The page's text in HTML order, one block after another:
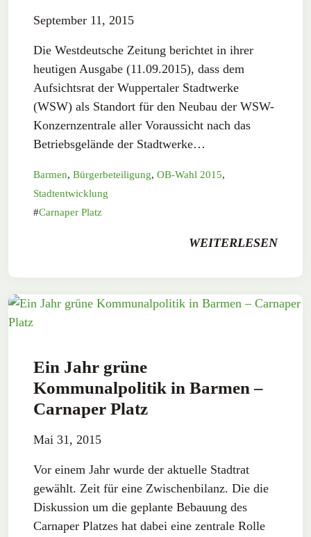
September 11, 2015
Die Westdeutsche Zeitung berichtet in ihrer
heutigen Ausgabe (11.09.2015), dass dem
Aufsichtsrat der Wuppertaler Stadtwerke
(WSW) als Standort für den Neubau der WSW-
Konzernzentrale aller Voraussicht nach das
Betriebsgelände der Stadtwerke…
Barmen, Bürgerbeteiligung, OB-Wahl 2015,
Stadtentwicklung
Carnaper Platz
WEITERLESEN
Ein Jahr grüne
Kommunalpolitik in Barmen –
Carnaper Platz
Mai 31, 2015
Vor einem Jahr wurde der aktuelle Stadtrat
gewählt. Zeit für eine Zwischenbilanz. Die die
Diskussion um die geplante Bebauung des
Carnaper Platzes hat dabei eine zentrale Rolle